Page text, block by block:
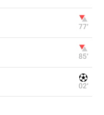
77‎’‎
85‎’‎
02‎’‎